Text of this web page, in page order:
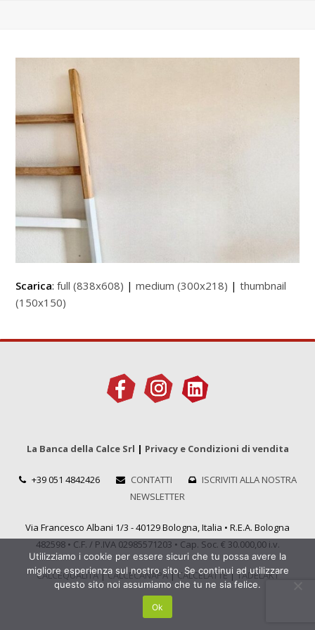
Scarica:full (838x608) |medium (300x218) |thumbnail
(150x150)
La Banca della Calce Srl | Privacy e Condizioni di vendita
+39 051 4842426 CONTATTI
ISCRIVITI ALLA NOSTRA
NEWSLETTER
Via Francesco Albani 1/3 - 40129 Bologna, Italia • R.E.A. Bologna
482598 • C.F. / P.IVA 02985571203 • Cap. Soc. € 30.000,00 i.v.
CALCEQUALITÀ|CALCECANAPA|CALCELATTE|TADELAKT
Utilizziamo i cookie per essere sicuri che tu possa avere la
migliore esperienza sul nostro sito. Se continui ad utilizzare
questo sito noi assumiamo che tu ne sia felice.
Ok